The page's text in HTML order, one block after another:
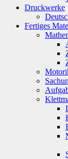
Druckwerke
Fertiges